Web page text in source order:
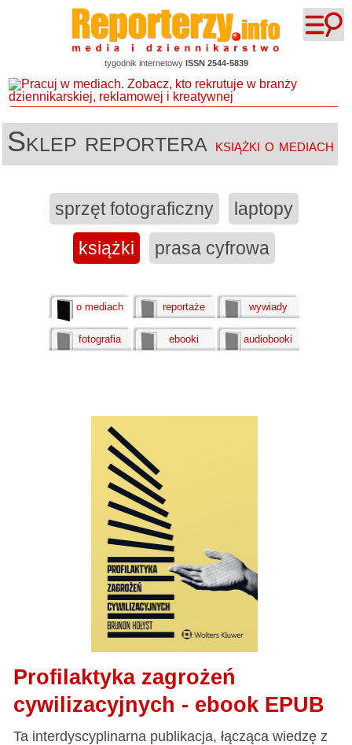
tygodnik internetowy ISSN 2544-5839
Sklep reportera książki o mediach
sprzęt fotograficzny
laptopy
książki
prasa cyfrowa
o mediach reportaże wywiady
fotografia ebooki audiobooki
Profilaktyka zagrożeń
cywilizacyjnych - ebook EPUB
Ta interdyscyplinarna publikacja, łącząca wiedzę z